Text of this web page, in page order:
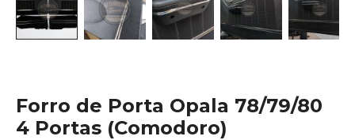
Forro de Porta Opala 78/79/80
4 Portas (Comodoro)